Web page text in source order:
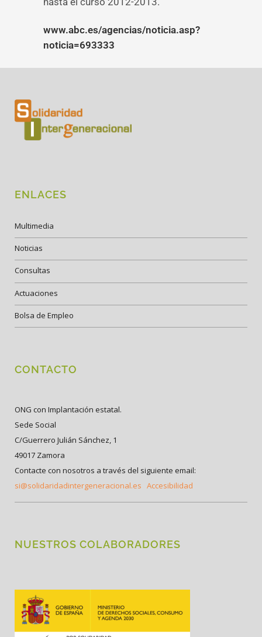
www.abc.es/agencias/noticia.asp?
noticia=693333
ENLACES
Multimedia
Noticias
Consultas
Actuaciones
Bolsa de Empleo
CONTACTO
ONG con Implantación estatal.
Sede Social
C/Guerrero Julián Sánchez, 1
49017 Zamora
Contacte con nosotros a través del siguiente email:
si@solidaridadintergeneracional.es Accesibilidad
NUESTROS COLABORADORES